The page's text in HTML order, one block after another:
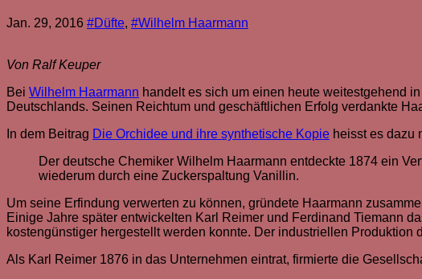
Jan. 29, 2016 #Düfte, #Wilhelm Haarmann
Von Ralf Keuper
Bei Wilhelm Haarmann handelt es sich um einen heute weitestgehend
Deutschlands. Seinen Reichtum und geschäftlichen Erfolg verdankte
In dem Beitrag Die Orchidee und ihre synthetische Kopie heisst es dazu
Der deutsche Chemiker Wilhelm Haarmann entdeckte 1874 ein
wiederum durch eine Zuckerspaltung Vanillin.
Um seine Erfindung verwerten zu können, gründete Haarmann
Einige Jahre später entwickelten Karl Reimer und Ferdinand Tiemann
kostengünstiger hergestellt werden konnte. Der industriellen Produktion
Als Karl Reimer 1876 in das Unternehmen eintrat, firmierte die